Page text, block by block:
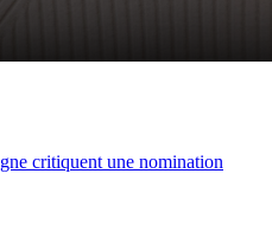
critiquent une nomination